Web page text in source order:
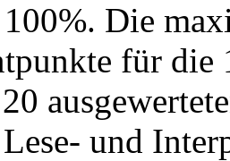
Die
für
und